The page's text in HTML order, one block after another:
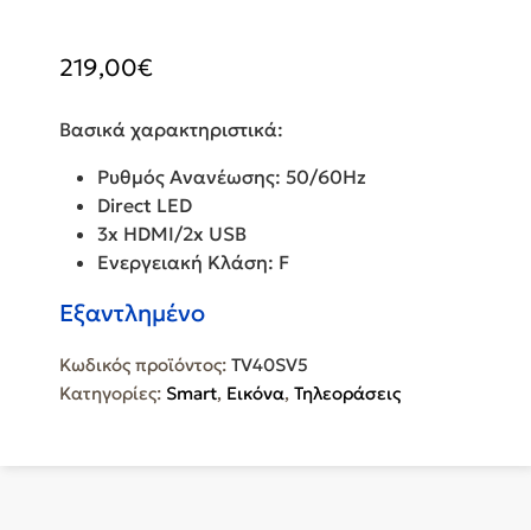
219,00€
Βασικά χαρακτηριστικά:
Ρυθμός Ανανέωσης: 50/60Hz
Direct LED
3x HDMI/2x USB
Ενεργειακή Κλάση: F
Εξαντλημένο
Κωδικός προϊόντος: TV40SV5
Κατηγορίες: Smart, Εικόνα, Τηλεοράσεις